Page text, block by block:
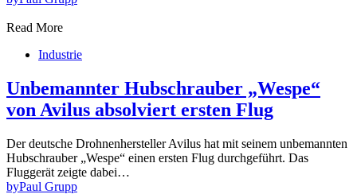
Read More
Industrie
Unbemannter Hubschrauber „Wespe“
von Avilus absolviert ersten Flug
Der deutsche Drohnenhersteller Avilus hat mit seinem unbemannten
Hubschrauber „Wespe“ einen ersten Flug durchgeführt. Das
Fluggerät zeigte dabei…
byPaul Grupp